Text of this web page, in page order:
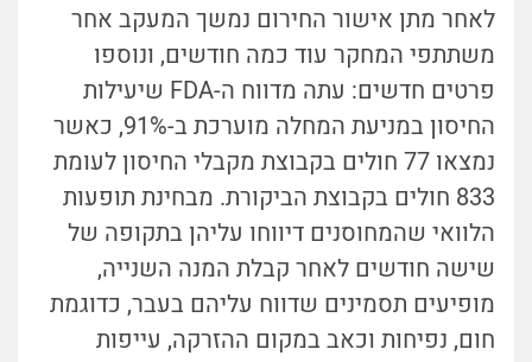
לאחר מתן אישור החירום נמשך המעקב אחר
משתתפי המחקר עוד כמה חודשים, ונוספו
פרטים חדשים: עתה מדווח ה-FDA שיעילות
החיסון במניעת המחלה מוערכת ב-91%, כאשר
נמצאו 77 חולים בקבוצת מקבלי החיסון לעומת
833 חולים בקבוצת הביקורת. מבחינת תופעות
הלוואי שהמחוסנים דיווחו עליהן בתקופה של
שישה חודשים לאחר קבלת המנה השנייה,
מופיעים תסמינים שדווח עליהם בעבר, כדוגמת
חום, נפיחות וכאב במקום ההזרקה, עייפות